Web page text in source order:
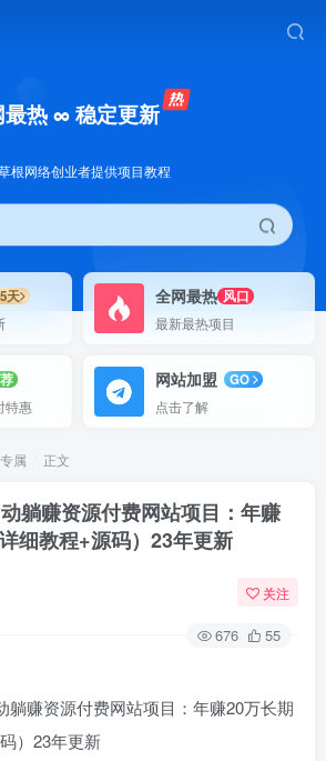
最热 ∞ 稳定更新
根网络创业者提供项目教程
天
全网最热 风口
最新最热项目
特惠
网站加盟
GO
点击了解
属 正文
动躺赚资源付费网站项目：年赚
细教程+源码）23年更新
关注
676 55